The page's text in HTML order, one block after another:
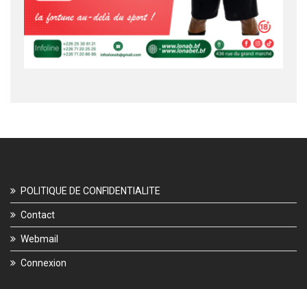
POLITIQUE DE CONFIDENTIALITE
Contact
Webmail
Connexion